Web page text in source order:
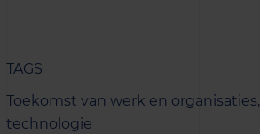
TAGS
Toekomst van werk en organisaties,
technologie